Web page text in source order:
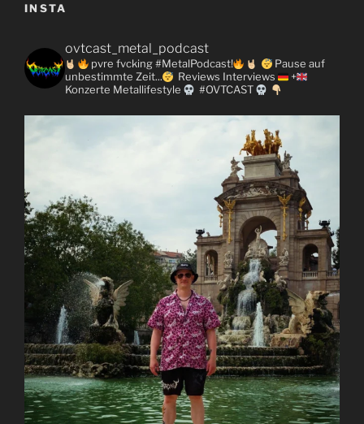
INSTA
ovtcast_metal_podcast
pvre fvcking #MetalPodcast!
Pause auf
unbestimmte Zeit...
Reviews Interviews
+
Konzerte Metallifestyle #OVTCAST